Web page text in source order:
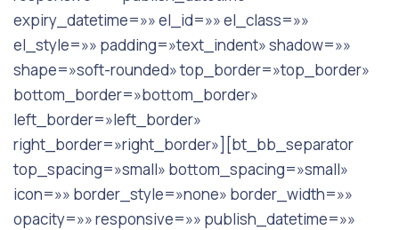
expiry_datetime=»» el_id=»» el_class=»»
el_style=»» padding=»text_indent» shadow=»»
shape=»soft-rounded» top_border=»top_border»
bottom_border=»bottom_border»
left_border=»left_border»
right_border=»right_border»][bt_bb_separator
top_spacing=»small» bottom_spacing=»small»
icon=»» border_style=»none» border_width=»»
opacity=»» responsive=»» publish_datetime=»»